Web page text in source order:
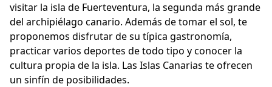
visitar la isla de Fuerteventura, la segunda más grande
del archipiélago canario. Además de tomar el sol, te
proponemos disfrutar de su típica gastronomía,
practicar varios deportes de todo tipo y conocer la
cultura propia de la isla. Las Islas Canarias te ofrecen
un sinfín de posibilidades.